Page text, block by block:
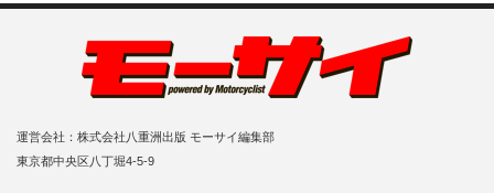
運営会社：株式会社八重洲出版 モーサイ編集部
東京都中央区八丁堀4-5-9